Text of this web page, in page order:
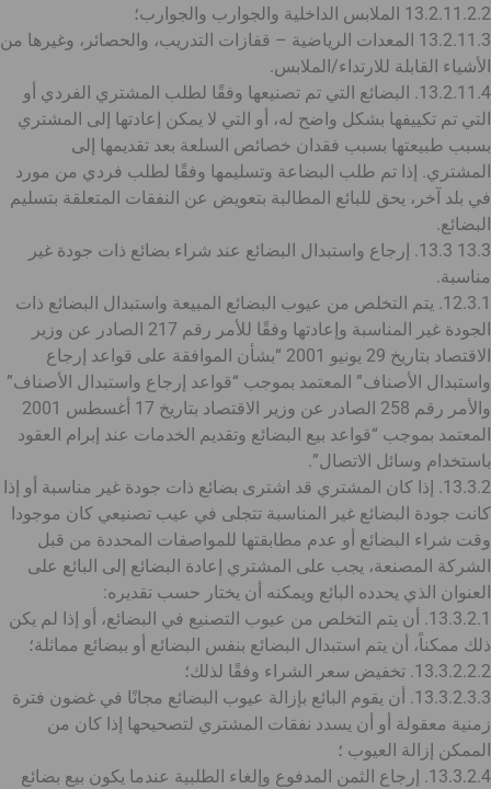
13.2.11.2.2 الملابس الداخلية والجوارب والجوارب؛
13.2.11.3 المعدات الرياضية – قفازات التدريب، والحصائر، وغيرها من
الأشياء القابلة للارتداء/الملابس.
13.2.11.4. البضائع التي تم تصنيعها وفقًا لطلب المشتري الفردي أو
التي تم تكييفها بشكل واضح له، أو التي لا يمكن إعادتها إلى المشتري
بسبب طبيعتها بسبب فقدان خصائص السلعة بعد تقديمها إلى
المشتري. إذا تم طلب البضاعة وتسليمها وفقًا لطلب فردي من مورد
في بلد آخر، يحق للبائع المطالبة بتعويض عن النفقات المتعلقة بتسليم
البضائع.
13.3 13.3. إرجاع واستبدال البضائع عند شراء بضائع ذات جودة غير
مناسبة.
12.3.1. يتم التخلص من عيوب البضائع المبيعة واستبدال البضائع ذات
الجودة غير المناسبة وإعادتها وفقًا للأمر رقم 217 الصادر عن وزير
الاقتصاد بتاريخ 29 يونيو 2001 “بشأن الموافقة على قواعد إرجاع
واستبدال الأصناف” المعتمد بموجب “قواعد إرجاع واستبدال الأصناف”
والأمر رقم 258 الصادر عن وزير الاقتصاد بتاريخ 17 أغسطس 2001
المعتمد بموجب “قواعد بيع البضائع وتقديم الخدمات عند إبرام العقود
باستخدام وسائل الاتصال”.
13.3.2. إذا كان المشتري قد اشترى بضائع ذات جودة غير مناسبة أو إذا
كانت جودة البضائع غير المناسبة تتجلى في عيب تصنيعي كان موجودا
وقت شراء البضائع أو عدم مطابقتها للمواصفات المحددة من قبل
الشركة المصنعة، يجب على المشتري إعادة البضائع إلى البائع على
العنوان الذي يحدده البائع ويمكنه أن يختار حسب تقديره:
13.3.2.1. أن يتم التخلص من عيوب التصنيع في البضائع، أو إذا لم يكن
ذلك ممكناً، أن يتم استبدال البضائع بنفس البضائع أو ببضائع مماثلة؛
13.3.2.2.2. تخفيض سعر الشراء وفقًا لذلك؛
13.3.2.3.3. أن يقوم البائع بإزالة عيوب البضائع مجانًا في غضون فترة
زمنية معقولة أو أن يسدد نفقات المشتري لتصحيحها إذا كان من
الممكن إزالة العيوب ؛
13.3.2.4. إرجاع الثمن المدفوع وإلغاء الطلبية عندما يكون بيع بضائع